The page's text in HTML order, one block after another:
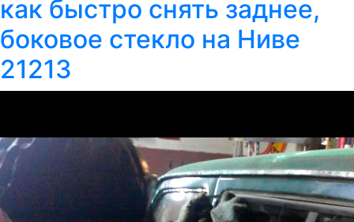
как быстро снять заднее,
боковое стекло на Ниве
21213